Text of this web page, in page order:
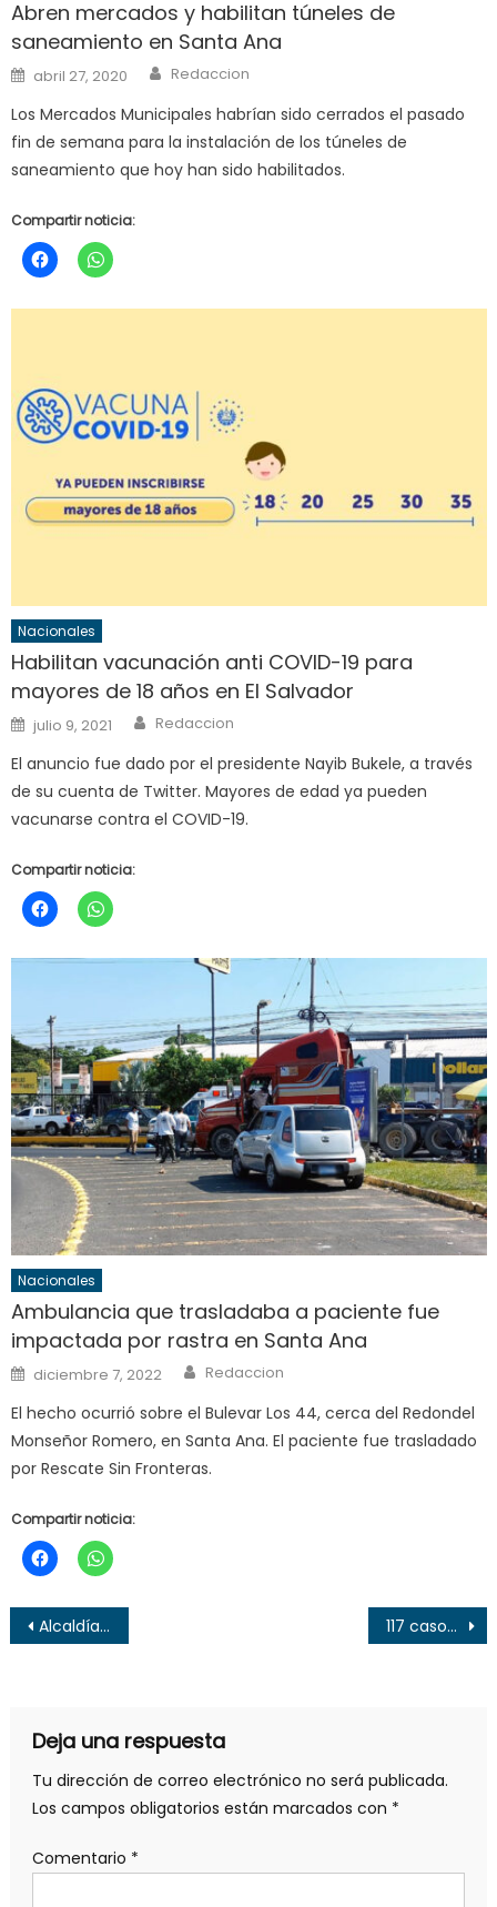
Abren mercados y habilitan túneles de
saneamiento en Santa Ana
Posted
on
abril 27, 2020 Author
Redaccion
Los Mercados Municipales habrían sido cerrados el pasado
fin de semana para la instalación de los túneles de
saneamiento que hoy han sido habilitados.
Compartir noticia:
Nacionales
Habilitan vacunación anti COVID-19 para
mayores de 18 años en El Salvador
Posted
on
julio 9, 2021 Author
Redaccion
El anuncio fue dado por el presidente Nayib Bukele, a través
de su cuenta de Twitter. Mayores de edad ya pueden
vacunarse contra el COVID-19.
Compartir noticia:
Nacionales
Ambulancia que trasladaba a paciente fue
impactada por rastra en Santa Ana
Posted
on
diciembre 7, 2022 Author
Redaccion
El hecho ocurrió sobre el Bulevar Los 44, cerca del Redondel
Monseñor Romero, en Santa Ana. El paciente fue trasladado
por Rescate Sin Fronteras.
Compartir noticia:
Navegación
de
Alcaldía de Santa Ana comienza Plan de Limpieza de Tragantes 117 casos nuevos de Covid-19 registrados este viernes
Deja una respuesta
Tu dirección de correo electrónico no será publicada.
Los campos obligatorios están marcados con *
Comentario *